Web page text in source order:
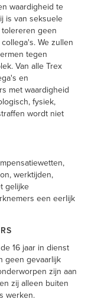
waardigheid te
is van seksuele
geen
We zullen
tegen
Van alle Trex
en
met waardigheid
fysiek,
wordt niet
werktijden,
gelijke
een eerlijk
16 jaar in dienst
geen gevaarlijk
zijn aan
zij alleen buiten
werken.